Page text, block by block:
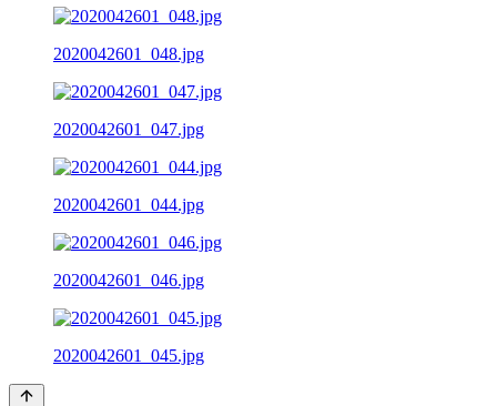
2020042601_048.jpg
2020042601_047.jpg
2020042601_044.jpg
2020042601_046.jpg
2020042601_045.jpg